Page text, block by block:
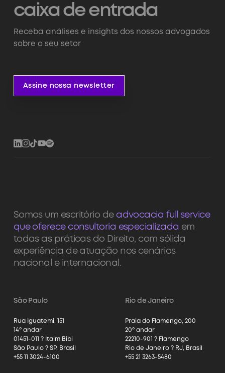
caixa de entrada
Receba análises e insights dos nossos advogados
sobre o seu setor
Assine nossa newsletter
Somos um escritório de advocacia full service
que oferece consultoria especializada em
todas as práticas do Direito, com sólida
experiência de atuação nos cenários
nacional e internacional.
São Paulo
Rua Iguatemi, 151
14º andar
01451-011 ? Itaim Bibi
São Paulo ? SP, Brasil
+55 11 3024-6100
Rio de Janeiro
Praia do Flamengo, 200
20º andar
22210-901 ? Flamengo
Rio de Janeiro ? RJ, Brasil
+55 21 3263-5480